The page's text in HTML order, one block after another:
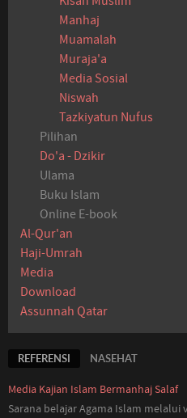
Manhaj
Muamalah
Muraja'a
Media Sosial
Niswah
Tazkiyatun Nufus
Pilihan
Do'a - Dzikir
Ulama
Buku Islam
Online E-book
Al-Qur'an
Haji-Umrah
Media
Download
Assunnah Qatar
REFERENSI NASEHAT
Media Kajian Islam Bermanhaj Salaf
Sarana belajar Agama Islam